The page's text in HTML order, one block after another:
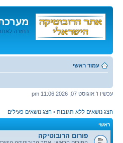
בחזרה
לתוכן
עמוד ראשי
עכשיו ו' אוגוסט 07, 2026 11:06 pm
הצג נושאים ללא תגובות • הצג נושאים פעילים
ראשי
פורום הרובוטיקה